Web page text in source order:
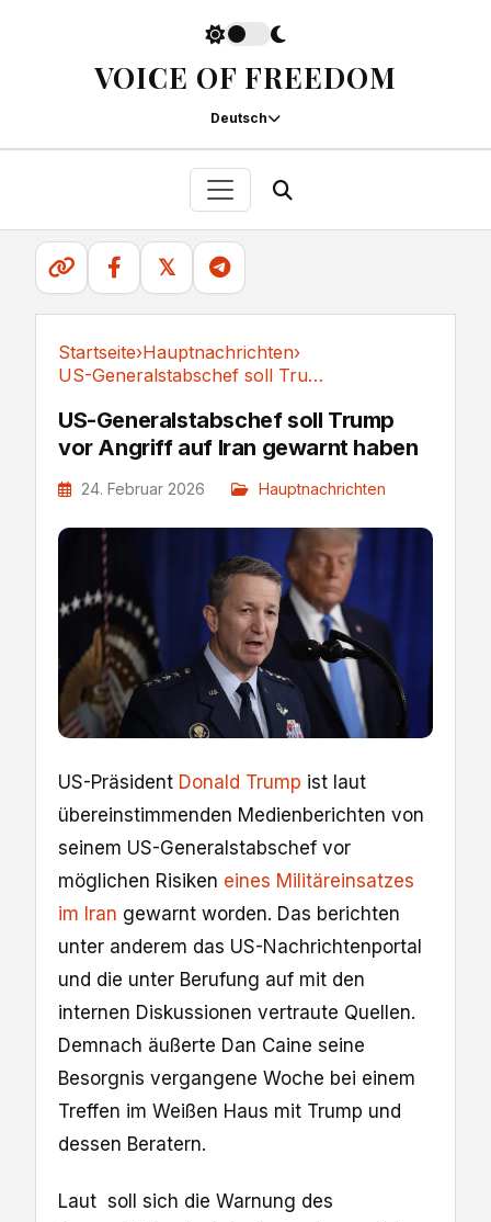
VOICE OF FREEDOM
Deutsch
𝕏
Startseite›Hauptnachrichten›
US-Generalstabschef soll Trump vor Angriff auf...
US-Generalstabschef soll Trump
vor Angriff auf Iran gewarnt haben
24. Februar 2026 Hauptnachrichten
US-Präsident Donald Trump ist laut
übereinstimmenden Medienberichten von
seinem US-Generalstabschef vor
möglichen Risiken eines Militäreinsatzes
im Iran gewarnt worden. Das berichten
unter anderem das US-Nachrichtenportal
und die unter Berufung auf mit den
internen Diskussionen vertraute Quellen.
Demnach äußerte Dan Caine seine
Besorgnis vergangene Woche bei einem
Treffen im Weißen Haus mit Trump und
dessen Beratern.
Laut soll sich die Warnung des